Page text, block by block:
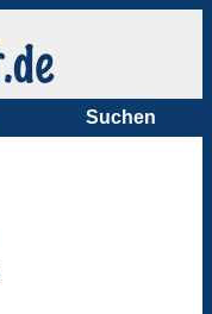
Suchen